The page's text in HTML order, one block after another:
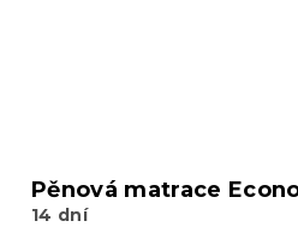
Pěnová matrace
14 dní